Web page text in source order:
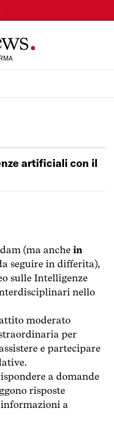
artificiali con il
(ma anche in
seguire in differita),
sulle Intelligenze
nello
moderato
per
e partecipare
a domande
risposte
informazioni a